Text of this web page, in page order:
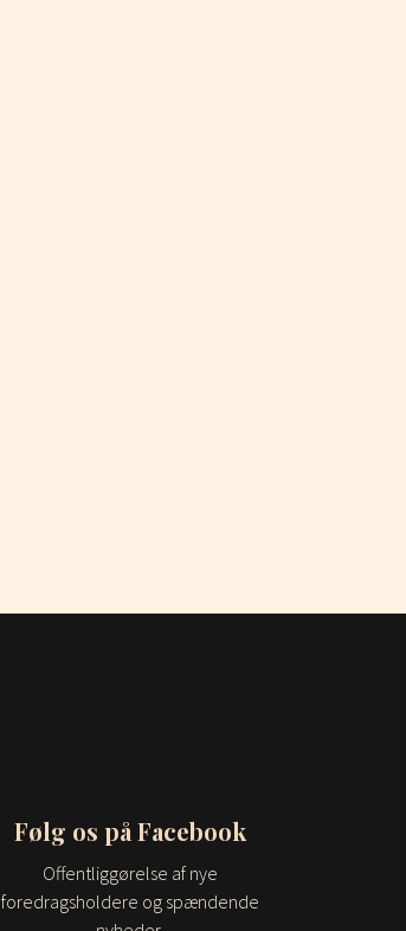
Følg os på Facebook
Offentliggørelse af nye
foredragsholdere og spændende